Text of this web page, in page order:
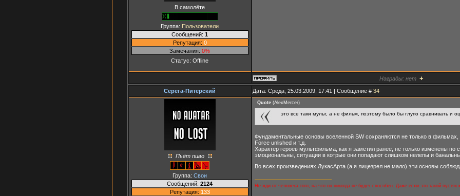
В самолёте
Группа: Пользователи
Сообщений: 1
Репутация: 0
Замечания: 0%
Статус: Offline
Награды: нет +
Серега-Питерский Дата: Среда, 25.03.2009, 17:41 | Сообщение # 34
Пьёт пиво
Группа: Свои
Сообщений: 2124
Репутация: 133
Quote(AlexMercer)
это все таки мульт, а не фильм, поэтому было бы глупо сравнивать и
Фундаментальные основы вселенной SW сохраняются не только в
Force unlished и т.д.
Характер героев мультфильма, как я заметил ранее, не только изменены
эмоциональны, ситуации в котрые они попадают слишком нелепы и банальны.
Во всех произведениях ЛукасАрта (а я лицезрел не мало) эти основы
Не жди от человека того, на что он никогда не будет способен. Даже если это такой